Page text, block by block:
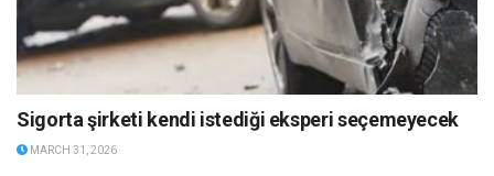
Sigorta şirketi kendi istediği eksperi seçemeyecek
MARCH 31, 2026